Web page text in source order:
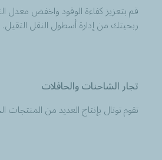
قم بتعزيز كفاءة الوقود واخفض
ربحيتك من إدارة أسطول النقل الثقيل.
تجار الشاحنات والحافلات
تقوم توتال بإنتاج العديد من